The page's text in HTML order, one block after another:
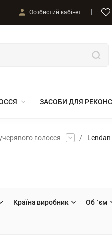
Особистий кабінет
ЗАСОБИ ДЛЯ
волосся / Lendan
Країна виробник Об `єм